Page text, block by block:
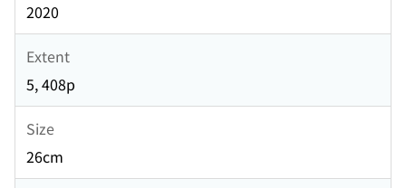
2020
Extent
5, 408p
Size
26cm